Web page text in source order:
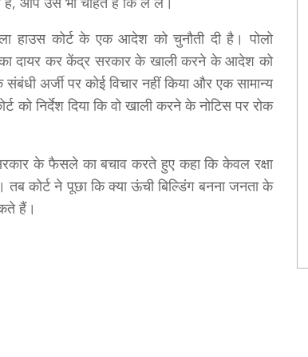
हाउस कोर्ट के एक आदेश को चुनौती दी है। पोलो
दायर कर केंद्र सरकार के खाली करने के आदेश को
अर्जी पर कोई विचार नहीं किया और एक सामान्य
को निर्देश दिया कि वो खाली करने के नोटिस पर रोक
के फैसले का बचाव करते हुए कहा कि केवल रक्षा
कोर्ट ने पूछा कि क्या ऊंची बिल्डिंग बनना जनता के
हैं।